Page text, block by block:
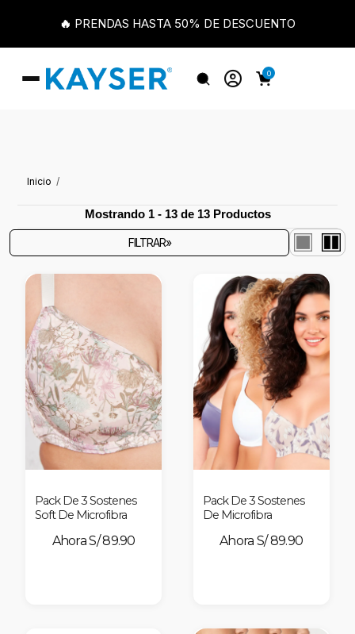
🔥 PRENDAS HASTA 50% DE DESCUENTO
0
Inicio
Mostrando 1 - 13 de 13 Productos
FILTRAR»
Pack De 3 Sostenes
Soft De Microfibra
S/ 89.90
Pack De 3 Sostenes
De Microfibra
S/ 89.90